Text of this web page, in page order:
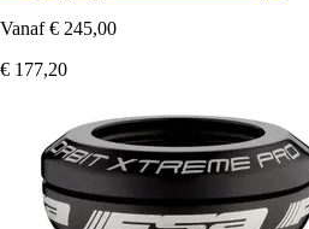
Vanaf € 245,00
€ 177,20